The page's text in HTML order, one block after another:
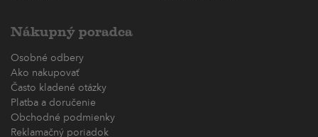
Nákupný poradca
Osobné odbery
Ako nakupovať
Často kladené otázky
Platba a doručenie
Obchodné podmienky
Reklamačný poriadok